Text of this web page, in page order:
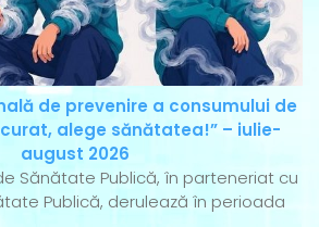
de prevenire a consumului de
alege sănătatea!” – iulie-
august 2026
Sănătate Publică, în parteneriat cu
Publică, derulează în perioada